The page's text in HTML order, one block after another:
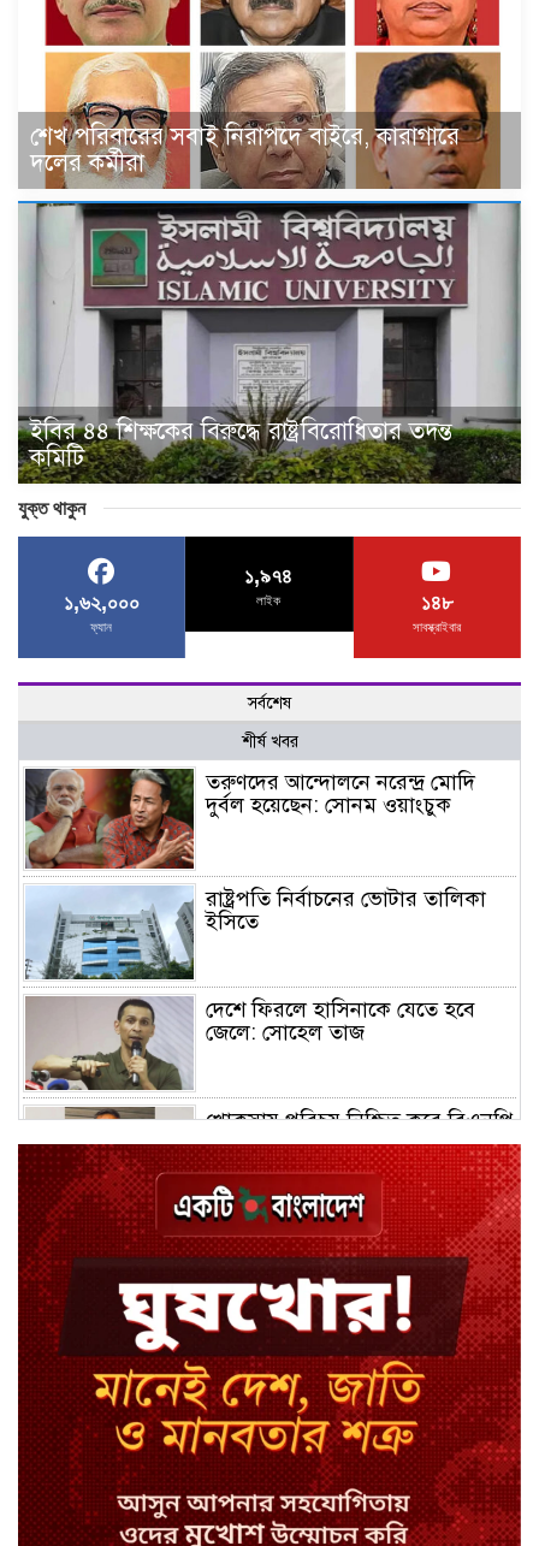
শেখ পরিবারের সবাই নিরাপদে বাইরে, কারাগারে
দলের কর্মীরা
ইবির ৪৪ শিক্ষকের বিরুদ্ধে রাষ্ট্রবিরোধিতার তদন্ত
কমিটি
যুক্ত থাকুন
১,৬২,০০০
ফ্যান
১,৯৭৪
লাইক ১৪৮
সাবস্ক্রাইবার
সর্বশেষ
শীর্ষ খবর
তরুণদের আন্দোলনে নরেন্দ্র মোদি
দুর্বল হয়েছেন: সোনম ওয়াংচুক
রাষ্ট্রপতি নির্বাচনের ভোটার তালিকা
ইসিতে
দেশে ফিরলে হাসিনাকে যেতে হবে
জেলে: সোহেল তাজ
খোকসায় পরিচয় নিশ্চিত করে বিএনপি
নেতার ওপর হামলা
শেখ পরিবারের সবাই নিরাপদে বাইরে,
কারাগারে দলের কর্মীরা
ইবির ৪৪ শিক্ষকের বিরুদ্ধে
রাষ্ট্রবিরোধিতার তদন্ত কমিটি
বাংলাদেশে চালু হলো থাই কফি চেইন
ক্যাফে আমাজন